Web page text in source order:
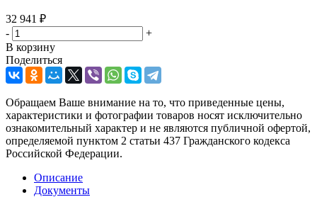
32 941 ₽
-
+
В корзину
Поделиться
Обращаем Ваше внимание на то, что приведенные цены,
характеристики и фотографии товаров носят исключительно
ознакомительный характер и не являются публичной офертой,
определяемой пунктом 2 статьи 437 Гражданского кодекса
Российской Федерации.
Описание
Документы